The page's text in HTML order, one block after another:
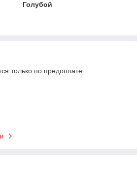
Голубой
только по предоплате.